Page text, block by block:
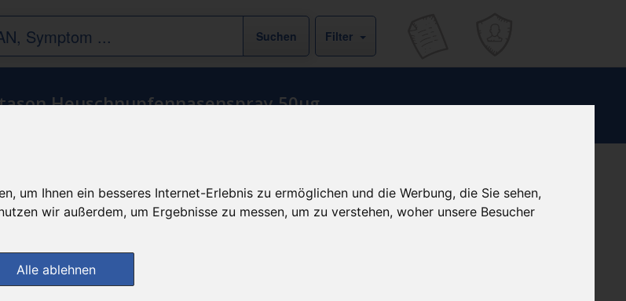
um Ihnen ein besseres Internet-Erlebnis zu ermöglichen und die Werbung, die Sie sehen,
wir außerdem, um Ergebnisse zu messen, um zu verstehen, woher unsere Besucher
Alle ablehnen
Filter
Heuschnupfennasenspray 50ug
günstigster Produktpreis ab
5,93 €
+ 4,50 € Versandkosten
& inkl. MwSt.